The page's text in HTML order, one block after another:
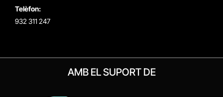
Telèfon:
932 311 247
AMB EL SUPORT DE